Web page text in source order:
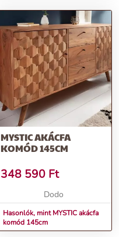
MYSTIC AKÁCFA
KOMÓD 145CM
348 590 Ft
Dodo
Hasonlók, mint MYSTIC akácfa
komód 145cm